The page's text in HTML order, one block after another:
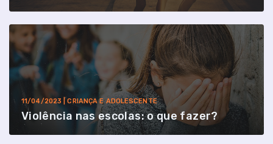
11/04/2023 | CRIANÇA E ADOLESCENTE
Violência nas escolas: o que fazer?